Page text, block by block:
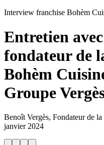
Interview franchise Bohèm
Entretien
fondateur de
Bohèm
Groupe
Benoît Vergès, Fondateur de
janvier 2024